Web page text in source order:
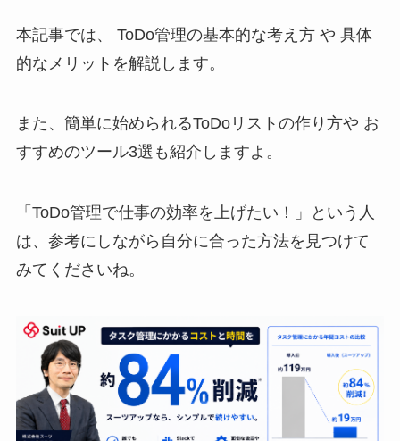
本記事では、 ToDo管理の基本的な考え方 や 具体
的なメリットを解説します。
また、簡単に始められるToDoリストの作り方や お
すすめのツール3選も紹介しますよ。
「ToDo管理で仕事の効率を上げたい！」という人
は、参考にしながら自分に合った方法を見つけて
みてくださいね。